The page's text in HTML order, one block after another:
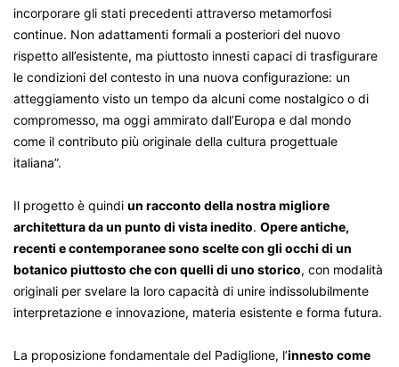
incorporare gli stati precedenti attraverso metamorfosi
continue. Non adattamenti formali a posteriori del nuovo
rispetto all’esistente, ma piuttosto innesti capaci di trasfigurare
le condizioni del contesto in una nuova configurazione: un
atteggiamento visto un tempo da alcuni come nostalgico o di
compromesso, ma oggi ammirato dall’Europa e dal mondo
come il contributo più originale della cultura progettuale
italiana”.
Il progetto è quindi un racconto della nostra migliore
architettura da un punto di vista inedito. Opere antiche,
recenti e contemporanee sono scelte con gli occhi di un
botanico piuttosto che con quelli di uno storico, con modalità
originali per svelare la loro capacità di unire indissolubilmente
interpretazione e innovazione, materia esistente e forma futura.
La proposizione fondamentale del Padiglione, l’innesto come